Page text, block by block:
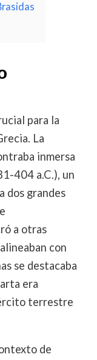
para la
La
inmersa
404 a.C.), un
dos grandes
a otras
con
se destacaba
era
terrestre
de